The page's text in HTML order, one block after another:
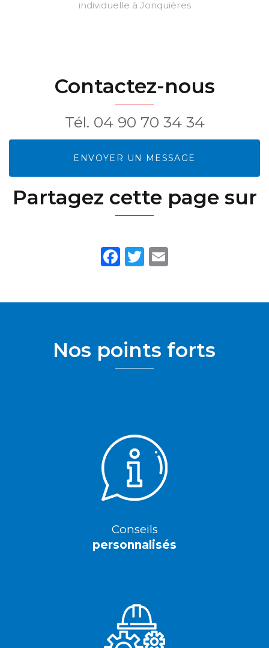
individuelle à Jonquières
Contactez-nous
Tél. 04 90 70 34 34
ENVOYER UN MESSAGE
Partagez cette page sur
Facebook
Twitter
Nos points forts
Conseils
personnalisés